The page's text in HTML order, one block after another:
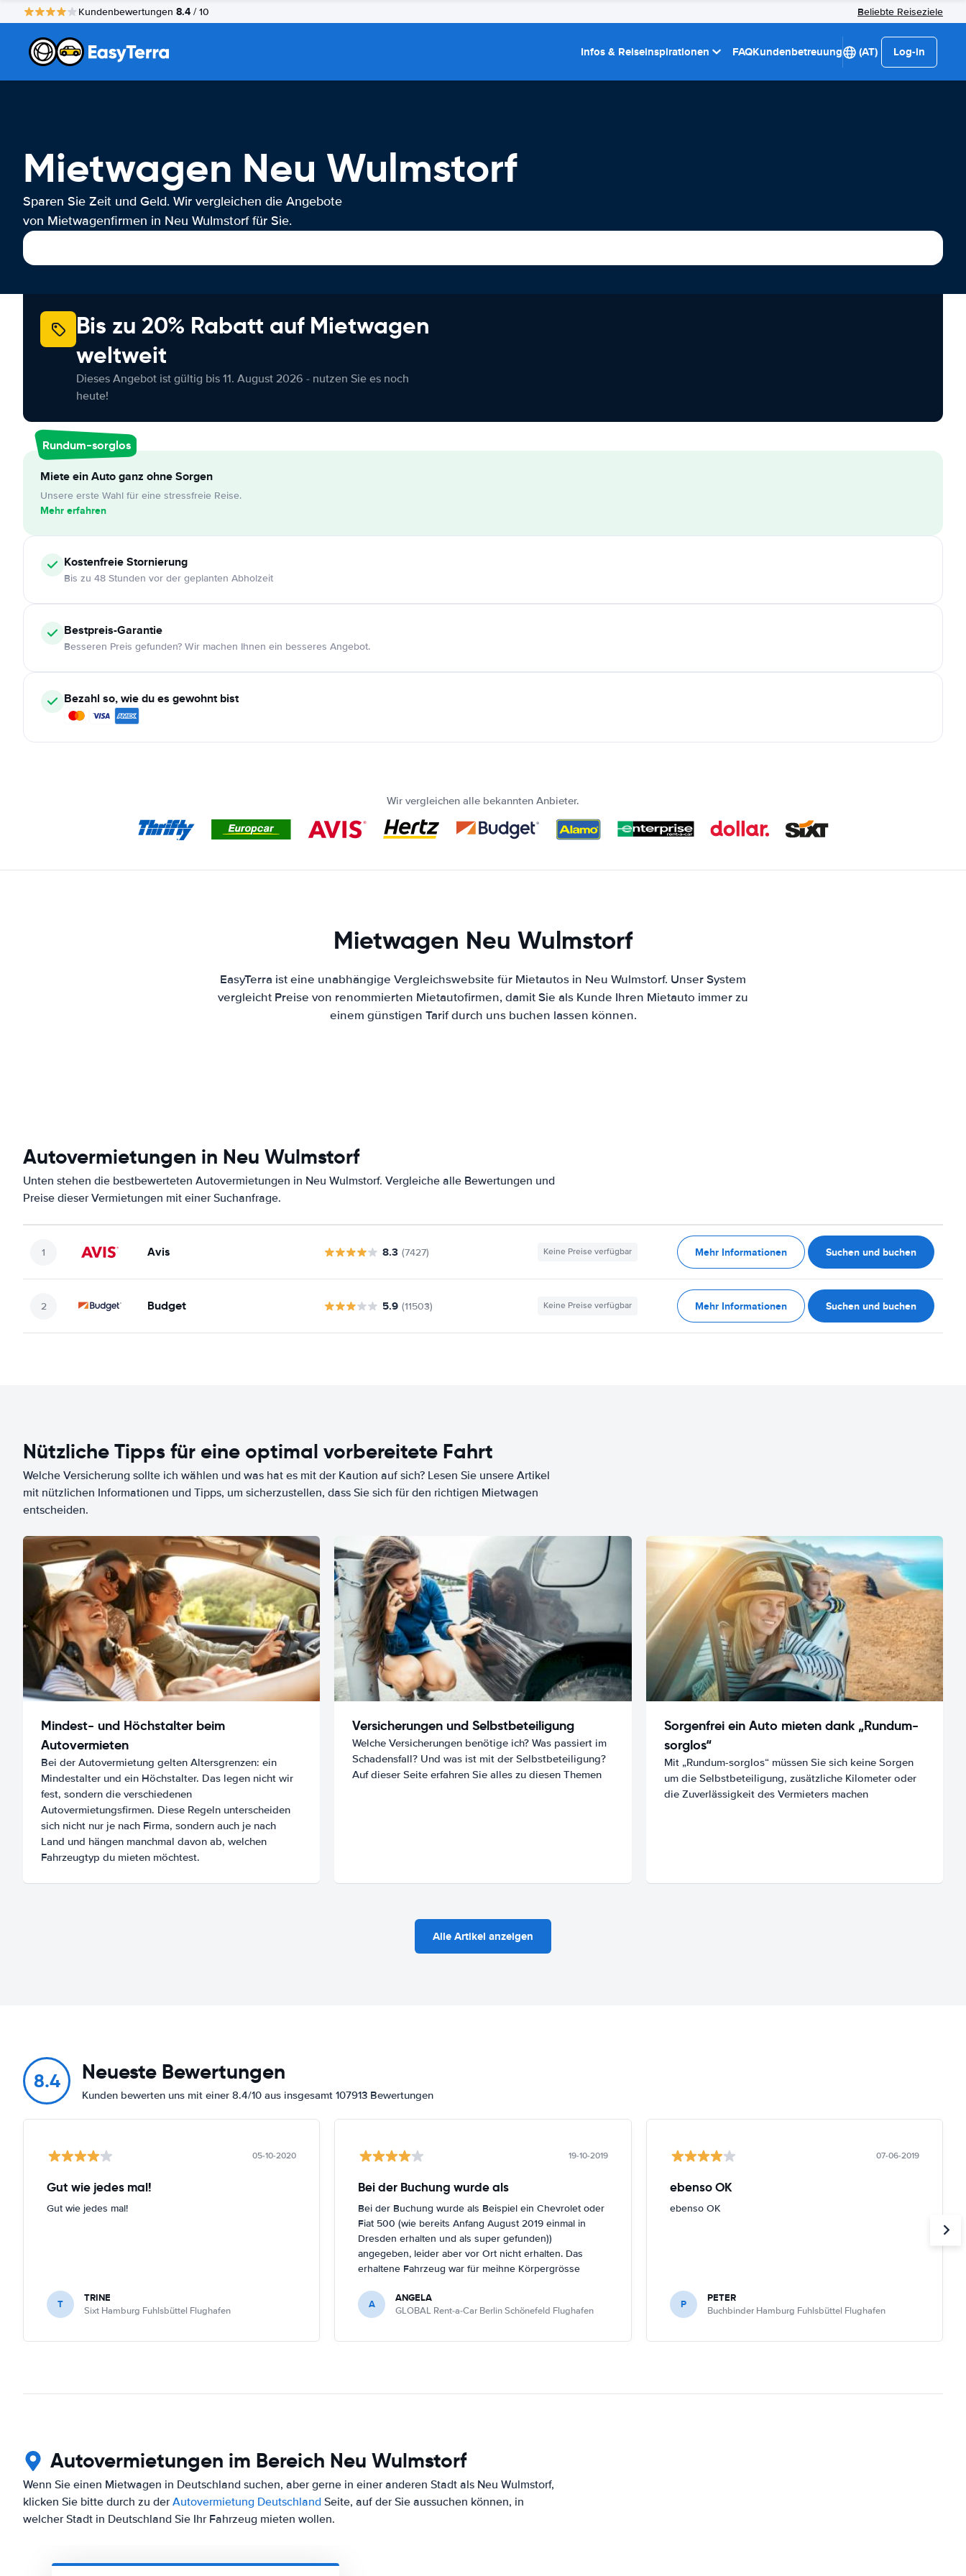
Kundenbewertungen 8.4 / 10 Beliebte Reiseziele
Infos & Reiseinspirationen FAQKundenbetreuung (AT) Log-in
Mietwagen Neu Wulmstorf
Sparen Sie Zeit und Geld. Wir vergleichen die Angebote
von Mietwagenfirmen in Neu Wulmstorf für Sie.
Bis zu 20% Rabatt auf Mietwagen
weltweit
Dieses Angebot ist gültig bis 11. August 2026 - nutzen Sie es noch
heute!
Rundum-sorglos
Miete ein Auto ganz ohne Sorgen
Unsere erste Wahl für eine stressfreie Reise.
Mehr erfahren
KostenfreieStornierung
Bis zu 48 Stunden vor der geplanten Abholzeit
Bestpreis-Garantie
Besseren Preis gefunden? Wir machen Ihnen ein besseres Angebot.
Bezahl so, wie du es gewohnt bist
Wir vergleichen alle bekannten Anbieter.
Mietwagen Neu Wulmstorf
EasyTerra ist eine unabhängige Vergleichswebsite für Mietautos in Neu Wulmstorf. Unser System
vergleicht Preise von renommierten Mietautofirmen, damit Sie als Kunde Ihren Mietauto immer zu
einem günstigen Tarif durch uns buchen lassen können.
Autovermietungen in Neu Wulmstorf
Unten stehen die bestbewerteten Autovermietungen in Neu Wulmstorf. Vergleiche alle Bewertungen und
Preise dieser Vermietungen mit einer Suchanfrage.
Avis 8.3 (7427) Keine Preise verfügbar Mehr Informationen Suchen und buchen
Budget 5.9 (11503) Keine Preise verfügbar Mehr Informationen Suchen und buchen
Nützliche Tipps für eine optimal vorbereitete Fahrt
Welche Versicherung sollte ich wählen und was hat es mit der Kaution auf sich? Lesen Sie unsere Artikel
mit nützlichen Informationen und Tipps, um sicherzustellen, dass Sie sich für den richtigen Mietwagen
entscheiden.
Mindest- und Höchstalter beim
Autovermieten
Bei der Autovermietung gelten Altersgrenzen: ein
Mindestalter und ein Höchstalter. Das legen nicht wir
fest, sondern die verschiedenen
Autovermietungsfirmen. Diese Regeln unterscheiden
sich nicht nur je nach Firma, sondern auch je nach
Land und hängen manchmal davon ab, welchen
Fahrzeugtyp du mieten möchtest.
Versicherungen und Selbstbeteiligung
Welche Versicherungen benötige ich? Was passiert im
Schadensfall? Und was ist mit der Selbstbeteiligung?
Auf dieser Seite erfahren Sie alles zu diesen Themen
Sorgenfrei ein Auto mieten dank „Rundum-
sorglos“
Mit „Rundum-sorglos“ müssen Sie sich keine Sorgen
um die Selbstbeteiligung, zusätzliche Kilometer oder
die Zuverlässigkeit des Vermieters machen
Alle Artikel anzeigen
8.4 Neueste Bewertungen
Kunden bewerten uns mit einer 8.4/10 aus insgesamt 107913 Bewertungen
05-10-2020
Gut wie jedes mal!
Gut wie jedes mal!
T TRINE
Sixt Hamburg Fuhlsbüttel Flughafen
19-10-2019
Bei der Buchung wurde als
Bei der Buchung wurde als Beispiel ein Chevrolet oder
Fiat 500 (wie bereits Anfang August 2019 einmal in
Dresden erhalten und als super gefunden))
angegeben, leider aber vor Ort nicht erhalten. Das
erhaltene Fahrzeug war für meihne Körpergrösse
Schönefeld kein anderes Fahrzeug bekommen.
A ANGELA
GLOBAL Rent-a-Car Berlin Schönefeld Flughafen
07-06-2019
ebenso OK
ebenso OK
P PETER
Buchbinder Hamburg Fuhlsbüttel Flughafen
Autovermietungen im Bereich Neu Wulmstorf
Wenn Sie einen Mietwagen in Deutschland suchen, aber gerne in einer anderen Stadt als Neu Wulmstorf,
klicken Sie bitte durch zu derAutovermietung Deutschland Seite, auf der Sie aussuchen können, in
welcher Stadt in Deutschland Sie Ihr Fahrzeug mieten wollen.